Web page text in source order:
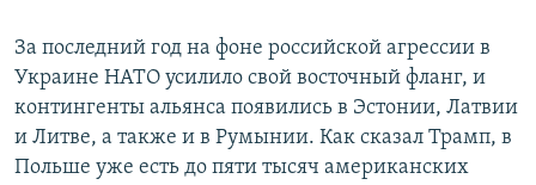
За последний год на фоне российской агрессии в
Украине НАТО усилило свой восточный фланг, и
контингенты альянса появились в Эстонии, Латвии
и Литве, а также и в Румынии. Как сказал Трамп, в
Польше уже есть до пяти тысяч американских